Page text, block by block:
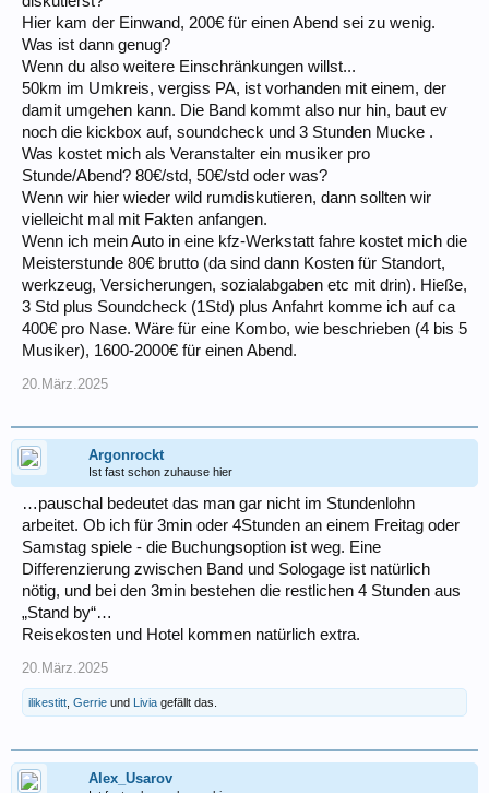
Hier kam der Einwand, 200€ für einen Abend sei zu wenig.
Was ist dann genug?
Wenn du also weitere Einschränkungen willst...
50km im Umkreis, vergiss PA, ist vorhanden mit einem, der
damit umgehen kann. Die Band kommt also nur hin, baut ev
noch die kickbox auf, soundcheck und 3 Stunden Mucke .
Was kostet mich als Veranstalter ein musiker pro
Stunde/Abend? 80€/std, 50€/std oder was?
Wenn wir hier wieder wild rumdiskutieren, dann sollten wir
vielleicht mal mit Fakten anfangen.
Wenn ich mein Auto in eine kfz-Werkstatt fahre kostet mich die
Meisterstunde 80€ brutto (da sind dann Kosten für Standort,
werkzeug, Versicherungen, sozialabgaben etc mit drin). Hieße,
3 Std plus Soundcheck (1Std) plus Anfahrt komme ich auf ca
400€ pro Nase. Wäre für eine Kombo, wie beschrieben (4 bis 5
Musiker), 1600-2000€ für einen Abend.
20.März.2025
Argonrockt
Ist fast schon zuhause hier
…pauschal bedeutet das man gar nicht im Stundenlohn
arbeitet. Ob ich für 3min oder 4Stunden an einem Freitag oder
Samstag spiele - die Buchungsoption ist weg. Eine
Differenzierung zwischen Band und Sologage ist natürlich
nötig, und bei den 3min bestehen die restlichen 4 Stunden aus
„Stand by“…
Reisekosten und Hotel kommen natürlich extra.
20.März.2025
ilikestitt Gerrie und Livia gefällt das.
Alex_Usarov